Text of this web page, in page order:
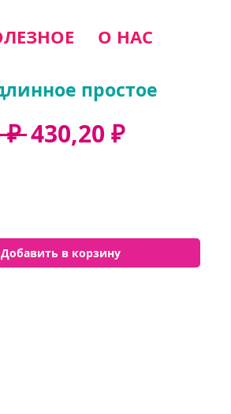
О НАС
простое
₽ Обычная
430,20 ₽Спеццена
Добавить в корзину